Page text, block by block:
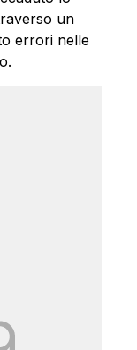
un
errori nelle